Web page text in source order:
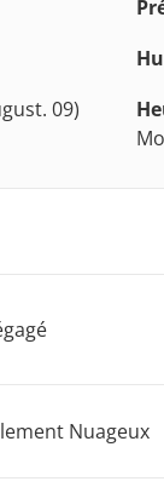
09)
Nuageux